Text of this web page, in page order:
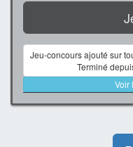
Jeu-concours ajouté sur
Terminé
Voir